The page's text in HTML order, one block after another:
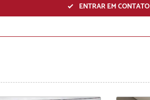
ENTRAR EM CONTATO